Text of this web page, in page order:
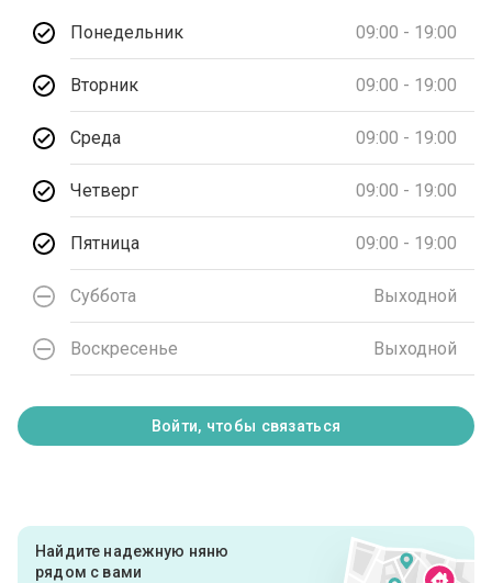
Понедельник 09:00 - 19:00
Вторник 09:00 - 19:00
Среда 09:00 - 19:00
Четверг 09:00 - 19:00
Пятница 09:00 - 19:00
Суббота Выходной
Воскресенье Выходной
Войти, чтобы связаться
Найдите надежную няню
рядом с вами